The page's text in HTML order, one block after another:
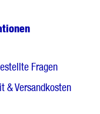
Fragen
& Versandkosten